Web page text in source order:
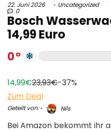
22. Juni 2026 Uncategorized
0
Bosch
14,99 Euro
0
14,99€23,93€-37%
Zum Deal
Geteilt von: Nils
Bei Amazon bekommt ihr